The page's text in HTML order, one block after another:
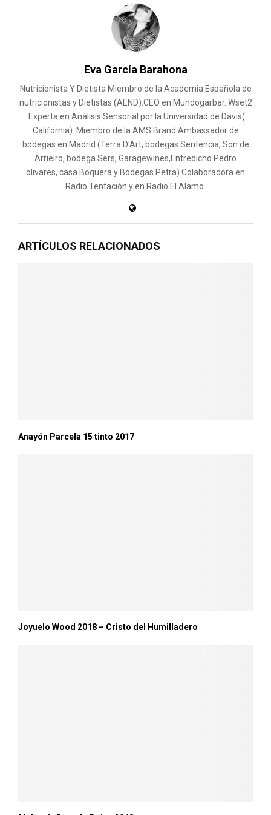
Eva García Barahona
Nutricionista Y Dietista Miembro de la Academia Española de
nutricionistas y Dietistas (AEND).CEO en Mundogarbar. Wset2
.Experta en Análisis Sensorial por la Universidad de Davis(
California). Miembro de la AMS.Brand Ambassador de
bodegas en Madrid (Terra D'Art, bodegas Sentencia, Son de
Arrieiro, bodega Sers, Garagewines,Entredicho Pedro
olivares, casa Boquera y Bodegas Petra).Colaboradora en
Radio Tentación y en Radio El Alamo.
ARTÍCULOS RELACIONADOS
Anayón Parcela 15 tinto 2017
Joyuelo Wood 2018 – Cristo del Humilladero